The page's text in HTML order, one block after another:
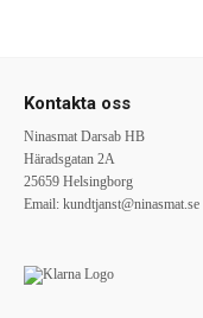
Kontakta oss
Ninasmat Darsab HB
Häradsgatan 2A
25659 Helsingborg
Email: kundtjanst@ninasmat.se